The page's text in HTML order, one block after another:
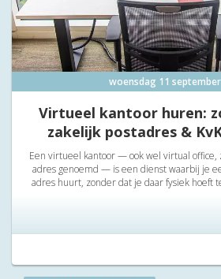
woensdag 11
Virtueel kantoor huren:
zakelijk postadres &
Een virtueel kantoor — ook wel virtual office,
adres genoemd — is een dienst waarbij je
adres huurt, zonder dat je daar fysiek hoeft
of een flexwerkplek